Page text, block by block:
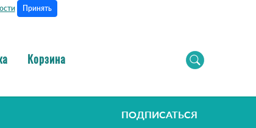
Принять
Корзина
ПОДПИСАТЬСЯ